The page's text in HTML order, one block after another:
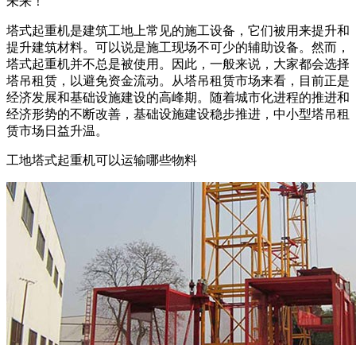
塔式起重机是建筑工地上常见的施工设备，它们被用来提升和
提升建筑材料。可以说是施工现场不可少的辅助设备。然而，
塔式起重机并不总是被使用。因此，一般来说，大家都会选择
塔吊租赁，以避免资金流动。从塔吊租赁市场来看，目前正是
经济发展和基础设施建设的高峰期。随着城市化进程的推进和
经济形势的不断改善，基础设施建设稳步推进，中小型塔吊租
赁市场日益升温。
工地塔式起重机可以运输哪些物料